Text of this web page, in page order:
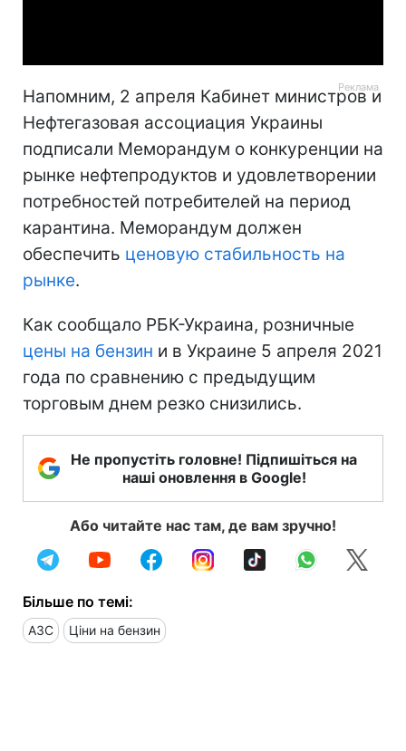
Напомним, 2 апреля Кабинет министров и
Нефтегазовая ассоциация Украины
подписали Меморандум о конкуренции на
рынке нефтепродуктов и удовлетворении
потребностей потребителей на период
карантина. Меморандум должен
обеспечить ценовую стабильность на
рынке.
Как сообщало РБК-Украина, розничные
цены на бензин и в Украине 5 апреля 2021
года по сравнению с предыдущим
торговым днем резко снизились.
Не пропустіть головне! Підпишіться на
наші оновлення в Google!
Або читайте нас там, де вам зручно!
Більше по темі:
АЗС Ціни на бензин